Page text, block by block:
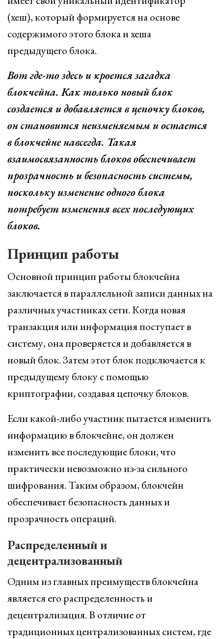
(хеш), который формируется на основе
содержимого этого блока и хеша
предыдущего блока.
Вот где-то здесь и кроется загадка
блокчейна. Как только новый блок
создается и добавляется в цепочку блоков,
он становится неизменяемым и остается
в блокчейне навсегда. Такая
взаимосвязанность блоков обеспечивает
прозрачность и безопасность системы,
поскольку изменение одного блока
потребует изменения всех последующих
блоков.
Принцип работы
Основной принцип работы блокчейна
заключается в параллельной записи данных на
различных участниках сети. Когда новая
транзакция или информация поступает в
систему, она проверяется и добавляется в
новый блок. Затем этот блок подключается к
предыдущему блоку с помощью
криптографии, создавая цепочку блоков.
Если какой-либо участник пытается изменить
информацию в блокчейне, он должен
изменить все последующие блоки, что
практически невозможно из-за сильного
шифрования. Таким образом, блокчейн
обеспечивает безопасность данных и
прозрачность операций.
Распределенный и
децентрализованный
Одним из главных преимуществ блокчейна
является его распределенность и
децентрализация. В отличие от
традиционных централизованных систем, где